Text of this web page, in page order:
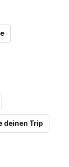
deinen Trip